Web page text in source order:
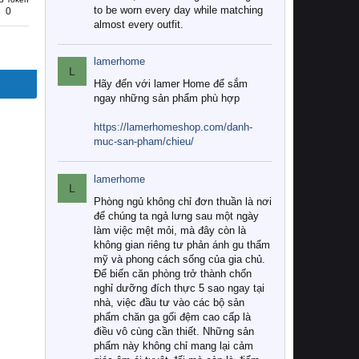
0
to be worn every day while matching
almost every outfit.
L
lamerhome
Hãy đến với lamer Home để sắm
ngay những sản phẩm phù hợp
https://lamerhomeshop.com/danh-
muc-san-pham/chieu/
L
lamerhome
Phòng ngủ không chỉ đơn thuần là nơi
để chúng ta ngả lưng sau một ngày
làm việc mệt mỏi, mà đây còn là
không gian riêng tư phản ánh gu thẩm
mỹ và phong cách sống của gia chủ.
Để biến căn phòng trở thành chốn
nghỉ dưỡng đích thực 5 sao ngay tại
nhà, việc đầu tư vào các bộ sản
phẩm chăn ga gối đệm cao cấp là
điều vô cùng cần thiết. Những sản
phẩm này không chỉ mang lại cảm